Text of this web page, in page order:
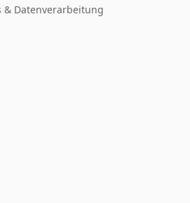
& Datenverarbeitung